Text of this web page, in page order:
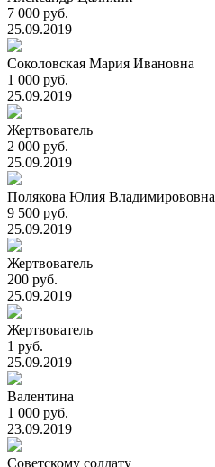
7 000 руб.
25.09.2019
Соколовская Мария Ивановна
1 000 руб.
25.09.2019
Жертвователь
2 000 руб.
25.09.2019
Полякова Юлия Владимирововна
9 500 руб.
25.09.2019
Жертвователь
200 руб.
25.09.2019
Жертвователь
1 руб.
25.09.2019
Валентина
1 000 руб.
23.09.2019
Советскому солдату